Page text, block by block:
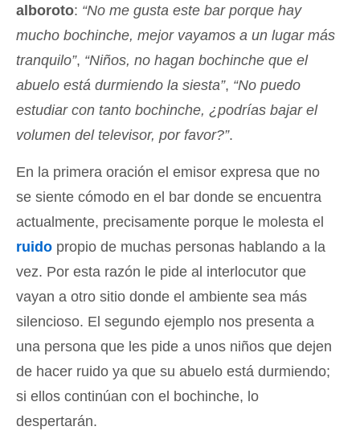
alboroto: “No me gusta este bar porque hay
mucho bochinche, mejor vayamos a un lugar más
tranquilo”, “Niños, no hagan bochinche que el
abuelo está durmiendo la siesta”, “No puedo
estudiar con tanto bochinche, ¿podrías bajar el
volumen del televisor, por favor?”.
En la primera oración el emisor expresa que no
se siente cómodo en el bar donde se encuentra
actualmente, precisamente porque le molesta el
ruido propio de muchas personas hablando a la
vez. Por esta razón le pide al interlocutor que
vayan a otro sitio donde el ambiente sea más
silencioso. El segundo ejemplo nos presenta a
una persona que les pide a unos niños que dejen
de hacer ruido ya que su abuelo está durmiendo;
si ellos continúan con el bochinche, lo
despertarán.